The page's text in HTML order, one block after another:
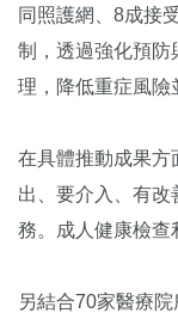
同照護網、8成接
制，透過強化預防
理，降低重症風險
在具體推動成果方
出、要介入、有改
務。成人健康檢查
另結合70家醫療